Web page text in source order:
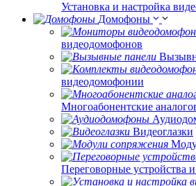
Установка и настройка
Домофоны
видеодомофонов
видеодомофонии
Многоабонентские
Видеоглазки
Переговорные устройства